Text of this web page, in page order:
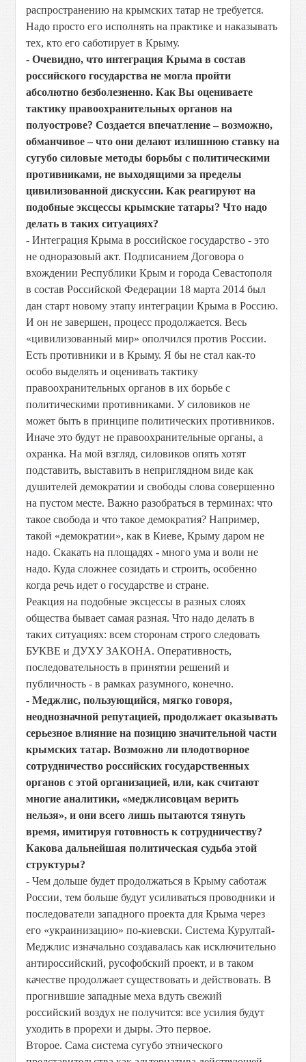
распространению на крымских татар не требуется.
Надо просто его исполнять на практике и наказывать
тех, кто его саботирует в Крыму.
-Очевидно, что интеграция Крыма в состав
российского государства не могла пройти
абсолютно безболезненно. Как Вы оцениваете
тактику правоохранительных органов на
полуострове? Создается впечатление – возможно,
обманчивое – что они делают излишнюю ставку на
сугубо силовые методы борьбы с политическими
противниками, не выходящими за пределы
цивилизованной дискуссии. Как реагируют на
подобные эксцессы крымские татары? Что надо
делать в таких ситуациях?
- Интеграция Крыма в российское государство - это
не одноразовый акт. Подписанием Договора о
вхождении Республики Крым и города Севастополя
в состав Российской Федерации 18 марта 2014 был
дан старт новому этапу интеграции Крыма в Россию.
И он не завершен, процесс продолжается. Весь
«цивилизованный мир» ополчился против России.
Есть противники и в Крыму. Я бы не стал как-то
особо выделять и оценивать тактику
правоохранительных органов в их борьбе с
политическими противниками. У силовиков не
может быть в принципе политических противников.
Иначе это будут не правоохранительные органы, а
охранка. На мой взгляд, силовиков опять хотят
подставить, выставить в неприглядном виде как
душителей демократии и свободы слова совершенно
на пустом месте. Важно разобраться в терминах: что
такое свобода и что такое демократия? Например,
такой «демократии», как в Киеве, Крыму даром не
надо. Скакать на площадях - много ума и воли не
надо. Куда сложнее созидать и строить, особенно
когда речь идет о государстве и стране.
Реакция на подобные эксцессы в разных слоях
общества бывает самая разная. Что надо делать в
таких ситуациях: всем сторонам строго следовать
БУКВЕ и ДУХУ ЗАКОНА. Оперативность,
последовательность в принятии решений и
публичность - в рамках разумного, конечно.
-Меджлис, пользующийся, мягко говоря,
неоднозначной репутацией, продолжает оказывать
серьезное влияние на позицию значительной части
крымских татар. Возможно ли плодотворное
сотрудничество российских государственных
органов с этой организацией, или, как считают
многие аналитики, «меджлисовцам верить
нельзя», и они всего лишь пытаются тянуть
время, имитируя готовность к сотрудничеству?
Какова дальнейшая политическая судьба этой
структуры?
- Чем дольше будет продолжаться в Крыму саботаж
России, тем больше будут усиливаться проводники и
последователи западного проекта для Крыма через
его «украинизацию» по-киевски. Система Курултай-
Меджлис изначально создавалась как исключительно
антироссийский, русофобский проект, и в таком
качестве продолжает существовать и действовать. В
прогнившие западные меха вдуть свежий
российский воздух не получится: все усилия будут
уходить в прорехи и дыры. Это первое.
Второе. Сама система сугубо этнического